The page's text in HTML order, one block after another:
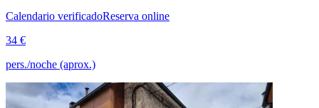
Calendario verificadoReserva online
34 €
pers./noche (aprox.)